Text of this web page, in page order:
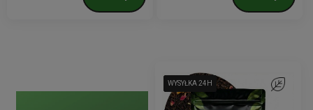
WYSYŁKA 24H
WYSYŁKA 24H
WYSYŁKA 24H
WYSYŁKA 24H Do